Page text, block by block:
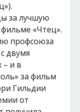
за лучшую
«Чтец».
профсоюза
двумя
– и в
за фильм
Гильдии
от